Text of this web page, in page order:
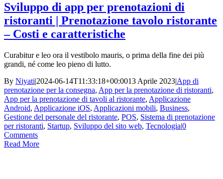
Sviluppo di app per prenotazioni di
ristoranti | Prenotazione tavolo ristorante
– Costi e caratteristiche
Curabitur e leo ora il vestibolo mauris, o prima della fine dei più
grandi, né come leo pieno di lutto.
By Niyati|2024-06-14T11:33:18+00:0013 Aprile 2023|App di
prenotazione per la consegna, App per la prenotazione di ristoranti,
App per la prenotazione di tavoli al ristorante, Applicazione
Android, Applicazione iOS, Applicazioni mobili, Business,
Gestione del personale del ristorante, POS, Sistema di prenotazione
per ristoranti, Startup, Sviluppo del sito web, Tecnologia|0
Comments
Read More